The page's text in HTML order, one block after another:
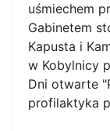
uśmiechem
Gabinetem
Kapusta i
w Kobylnicy
Dni otwarte
profilaktyka